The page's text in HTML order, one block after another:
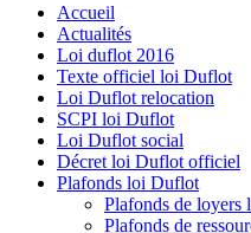
Accueil
Actualités
Loi duflot 2016
Texte officiel loi Duflot
Loi Duflot relocation
SCPI loi Duflot
Loi Duflot social
Décret loi Duflot officiel
Plafonds loi Duflot
Plafonds de
Plafonds de